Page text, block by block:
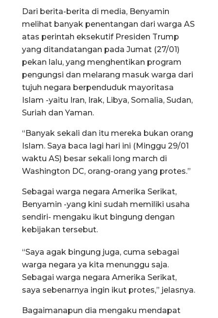
Dari berita-berita di media, Benyamin
melihat banyak penentangan dari warga AS
atas perintah eksekutif Presiden Trump
yang ditandatangan pada Jumat (27/01)
pekan lalu, yang menghentikan program
pengungsi dan melarang masuk warga dari
tujuh negara berpenduduk mayoritasa
Islam -yaitu Iran, Irak, Libya, Somalia, Sudan,
Suriah dan Yaman.
“Banyak sekali dan itu mereka bukan orang
Islam. Saya baca lagi hari ini (Minggu 29/01
waktu AS) besar sekali long march di
Washington DC, orang-orang yang protes.”
Sebagai warga negara Amerika Serikat,
Benyamin -yang kini sudah memiliki usaha
sendiri- mengaku ikut bingung dengan
kebijakan tersebut.
“Saya agak bingung juga, cuma sebagai
warga negara ya kita menunggu saja.
Sebagai warga negara Amerika Serikat,
saya sebenarnya ingin ikut protes,” jelasnya.
Bagaimanapun dia mengaku mendapat